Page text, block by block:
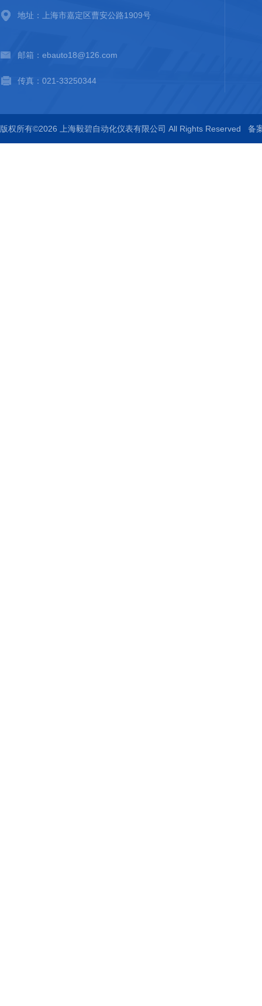
地址：上海市嘉定区曹安公路1909号
邮箱：ebauto18@126.com
传真：021-33250344
版权所有©2026 上海毅碧自动化仪表有限公司 All Rights Reserved 备